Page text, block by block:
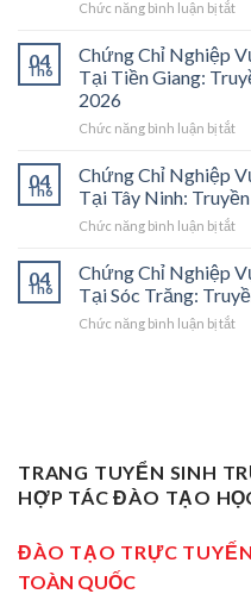
Ở
Tâm
Chức năng bình luận bị tắtở
Chỉ
Vụ
Trà
Bệ
Cho
Thợ
04
Th6
Chứng Chỉ Nghiệp
Tại Tiền Giang:
2026
Chức năng bình luận bị tắtở
Chỉ
Vụ
Sư
Sơ
Cấp
04
Th6
Chứng Chỉ Nghiệp
Tại Tây Ninh:
Chức năng bình luận bị tắtở
Chỉ
Vụ
Sư
Tại
04
Th6
Chứng Chỉ Nghiệp
Tại Sóc Trăng:
Chức năng bình luận bị tắtở
Sơ
Tại
Sóc
TRANG TUYỂN SINH
HỢP TÁC ĐÀO TẠO
ĐÀO TẠO TRỰC
TOÀN QUỐC